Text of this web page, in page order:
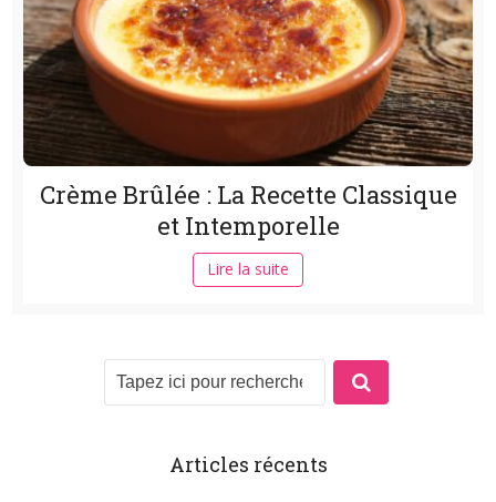
Crème Brûlée : La Recette Classique
et Intemporelle
Lire la suite
Articles récents